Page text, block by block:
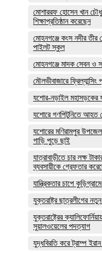
মোশাররফ হোসেন খান
শিক্ষাপ্রতিষ্ঠান করেছেন
মোহনগঞ্জে কংস নদীর তীর
পাইলট স্কুল
মোহনগঞ্জে মাদক সেবন ও
মৌলভীবাজারে ফ্রিল্যান্সিং
যশোর-নড়াইল
যশোরে গণপিটুনিতে আহত
যশোরের মণিরামপুর
গাড়ি পুড়ে ছাই
যাত্রাবাড়ীতে চার লক্ষ
ব্যবসায়ীকে গ্রেফতার
যান্ত্রিকতার চাপে
যুক্তরাষ্ট্র ছাত্রলীগের নতুন
যুক্তরাষ্ট্রের
সুয়ালওয়েলের পদত্যাগ
যুদ্ধবিরতি করে ট্রাম্প